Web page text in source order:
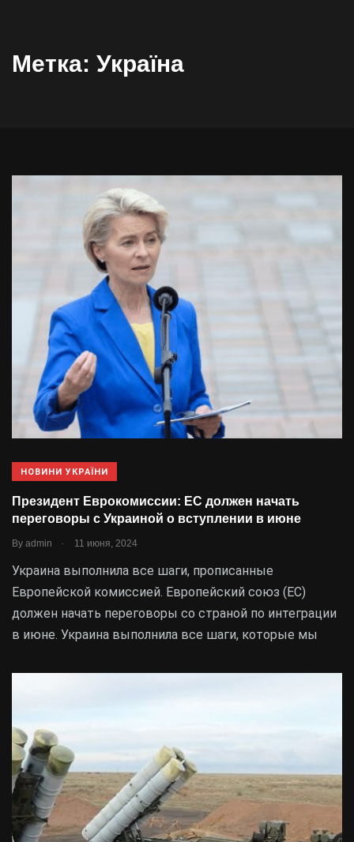
Метка: Україна
НОВИНИ УКРАЇНИ
Президент Еврокомиссии: ЕС должен начать
переговоры с Украиной о вступлении в июне
By admin . 11 июня, 2024
Украина выполнила все шаги, прописанные
Европейской комиссией. Европейский союз (ЕС)
должен начать переговоры со страной по интеграции
в июне. Украина выполнила все шаги, которые мы